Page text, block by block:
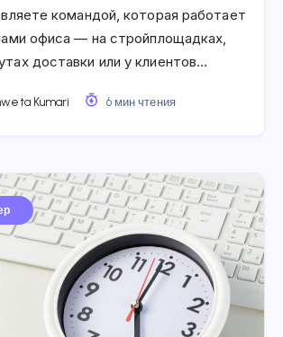
командой, которая работает
офиса — на стройплощадках,
доставки или у клиентов…
Kumari 6 мин чтения